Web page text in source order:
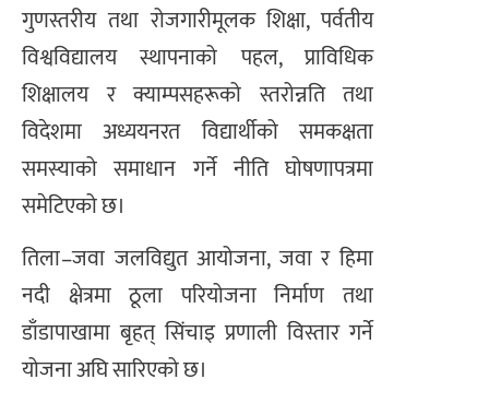
गुणस्तरीय तथा रोजगारीमूलक शिक्षा, पर्वतीय
विश्वविद्यालय स्थापनाको पहल, प्राविधिक
शिक्षालय र क्याम्पसहरूको स्तरोन्नति तथा
विदेशमा अध्ययनरत विद्यार्थीको समकक्षता
समस्याको समाधान गर्ने नीति घोषणापत्रमा
समेटिएको छ।
तिला–जवा जलविद्युत आयोजना, जवा र हिमा
नदी क्षेत्रमा ठूला परियोजना निर्माण तथा
डाँडापाखामा बृहत् सिंचाइ प्रणाली विस्तार गर्ने
योजना अघि सारिएको छ।